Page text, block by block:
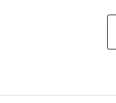
fra start til slut.